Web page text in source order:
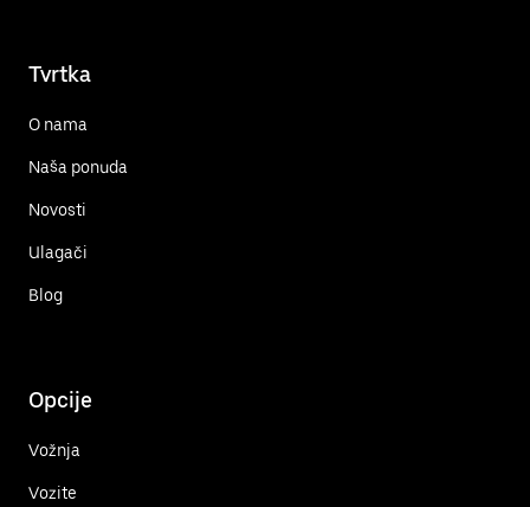
Tvrtka
O nama
Naša ponuda
Novosti
Ulagači
Blog
Opcije
Vožnja
Vozite